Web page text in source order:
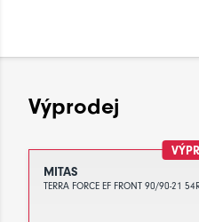
Výprodej
MITAS
TERRA FORCE EF FRONT 90/90-21